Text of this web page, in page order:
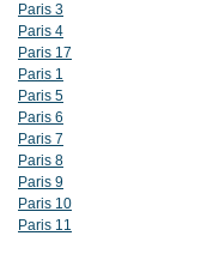
Paris 3
Paris 4
Paris 17
Paris 1
Paris 5
Paris 6
Paris 7
Paris 8
Paris 9
Paris 10
Paris 11